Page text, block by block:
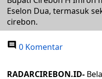
Eselon Dua, termasuk
cirebon.
0 Komentar
RADARCIREBON.ID-